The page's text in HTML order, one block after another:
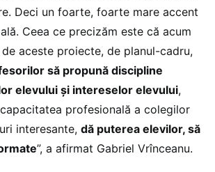
Deci un foarte, foarte mare accent
Ceea ce precizăm este că acum
aceste proiecte, de planul-cadru,
să propună discipline
elevului și intereselor elevului,
profesională a colegilor
interesante, dă puterea elevilor, să
”, a afirmat Gabriel Vrînceanu.